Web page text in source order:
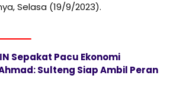
Selasa (19/9/2023).
Sepakat Pacu Ekonomi
Sulteng Siap Ambil Peran